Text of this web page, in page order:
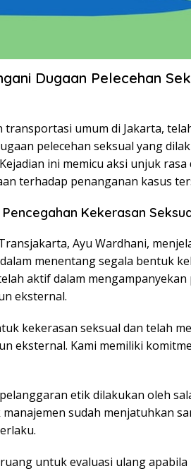
Dugaan Pelecehan
umum di Jakarta,
pelecehan seksual yang
ini memicu aksi unjuk
terhadap penanganan kasus
Kekerasan
Ayu Wardhani,
menentang segala bentuk
aktif dalam mengampanyekan
eksternal.
kekerasan seksual dan telah
eksternal. Kami memiliki
etik dilakukan oleh
sudah menjatuhkan
untuk evaluasi ulang